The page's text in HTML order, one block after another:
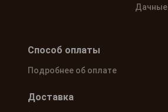
Способ оплаты
Подробнее об оплате
Доставка